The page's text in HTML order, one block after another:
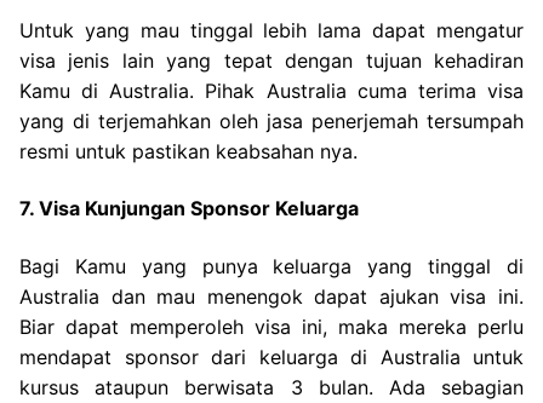
Untuk yang mau tinggal lebih lama dapat mengatur
visa jenis lain yang tepat dengan tujuan kehadiran
Kamu di Australia. Pihak Australia cuma terima visa
yang di terjemahkan oleh jasa penerjemah tersumpah
resmi untuk pastikan keabsahan nya.
7. Visa Kunjungan Sponsor Keluarga
Bagi Kamu yang punya keluarga yang tinggal di
Australia dan mau menengok dapat ajukan visa ini.
Biar dapat memperoleh visa ini, maka mereka perlu
mendapat sponsor dari keluarga di Australia untuk
kursus ataupun berwisata 3 bulan. Ada sebagian